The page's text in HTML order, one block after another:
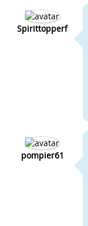
Spirittopperf
pompier61